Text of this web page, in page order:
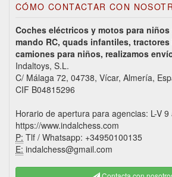
CÓMO CONTACTAR CON
Coches eléctricos y motos para niños
mando RC, quads infantiles,
camiones para niños, realizamos
Indaltoys, S.L.
C/ Málaga 72, 04738, Vícar, Almería,
CIF B04815296
Horario de apertura para agencias: L-V 9
https://www.indalchess.com
P: Tlf / Whatsapp: +34950100135
E: indalchess@gmail.com